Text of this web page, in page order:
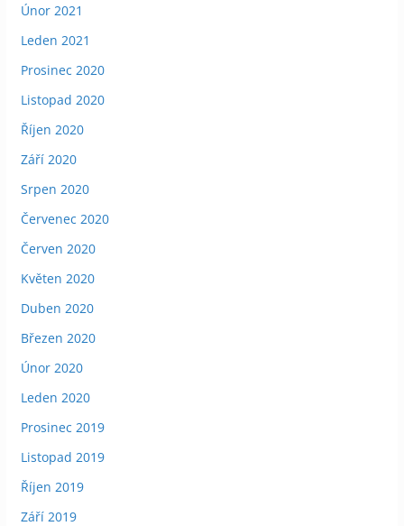
Únor 2021
Leden 2021
Prosinec 2020
Listopad 2020
Říjen 2020
Září 2020
Srpen 2020
Červenec 2020
Červen 2020
Květen 2020
Duben 2020
Březen 2020
Únor 2020
Leden 2020
Prosinec 2019
Listopad 2019
Říjen 2019
Září 2019